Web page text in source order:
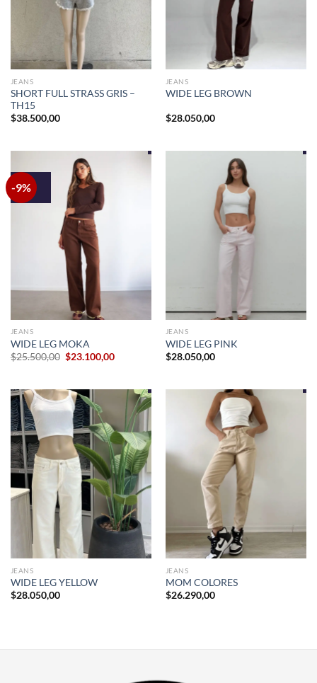
JEANS
SHORT FULL STRASS GRIS –
TH15
$38.500,00
JEANS
WIDE LEG BROWN
$28.050,00
-9%
JEANS
WIDE LEG MOKA
$25.500,00 El
$25.500,00.
$23.100,00El
$23.100,00.
JEANS
WIDE LEG PINK
$28.050,00
JEANS
WIDE LEG YELLOW
$28.050,00
JEANS
MOM COLORES
$26.290,00